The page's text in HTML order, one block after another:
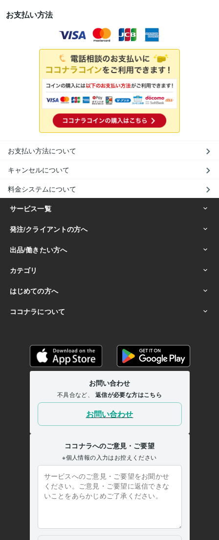
お支払い方法
お支払い方法について
キャンセルについて
料金システムについて